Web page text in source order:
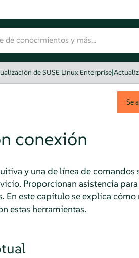
de SUSE Linux Enterprise|
Se
conexión
y una de línea de
Proporcionan asistencia
En este capítulo se explica cómo
estas herramientas.